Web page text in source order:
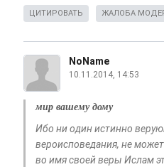
ЦИТИРОВАТЬ ЖАЛОБА
NoName
10.11.2014, 14:53
мир вашему дому
Ибо ни один истинно
вероисповедания, не
во имя своей веры Ислам